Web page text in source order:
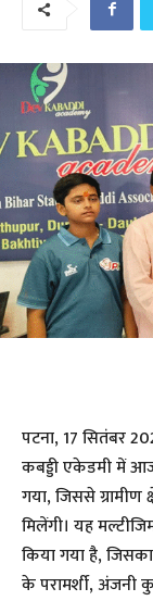
पटना, 17 सितंबर
कबड्डी एकेडमी में
गया, जिससे ग्रामीण
मिलेंगी। यह
किया गया है,
के परामर्शी, अंजनी